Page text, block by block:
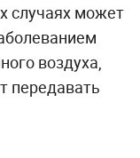
случаях может
воздуха,
передавать